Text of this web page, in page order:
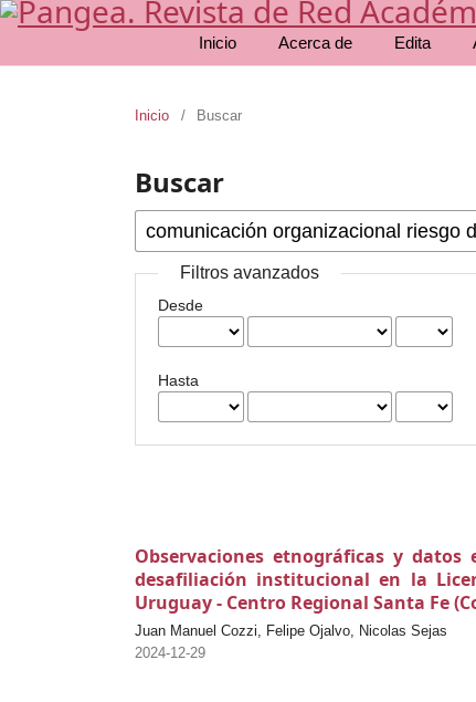
Inicio Acerca de Edita
Inicio / Buscar
Buscar
Filtros avanzados
Desde
Hasta
Observaciones etnográficas y
desafiliación institucional en la
Uruguay - Centro Regional Santa Fe
Juan Manuel Cozzi, Felipe Ojalvo, Nicolas Sejas
2024-12-29